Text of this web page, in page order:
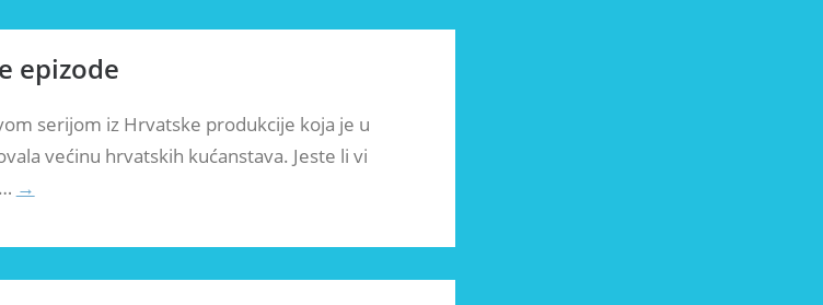
epizode
serijom iz Hrvatske produkcije koja je u
većinu hrvatskih kućanstava. Jeste li vi
→